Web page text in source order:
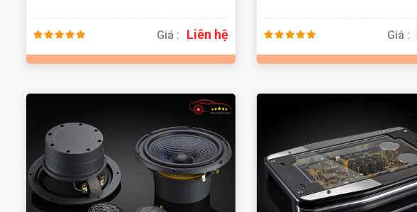
Giá : Liên hệ Giá :